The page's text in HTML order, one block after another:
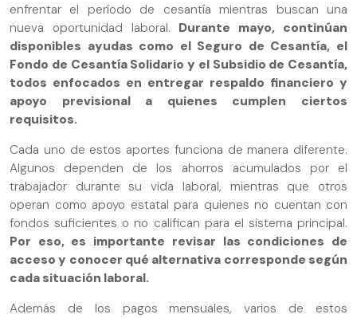
enfrentar el período de cesantía mientras buscan una
nueva oportunidad laboral. Durante mayo, continúan
disponibles ayudas como el Seguro de Cesantía, el
Fondo de Cesantía Solidario y el Subsidio de Cesantía,
todos enfocados en entregar respaldo financiero y
apoyo previsional a quienes cumplen ciertos
requisitos.
Cada uno de estos aportes funciona de manera diferente.
Algunos dependen de los ahorros acumulados por el
trabajador durante su vida laboral, mientras que otros
operan como apoyo estatal para quienes no cuentan con
fondos suficientes o no califican para el sistema principal.
Por eso, es importante revisar las condiciones de
acceso y conocer qué alternativa corresponde según
cada situación laboral.
Además de los pagos mensuales, varios de estos